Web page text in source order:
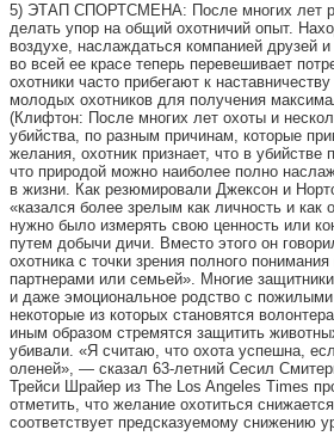
5) ЭТАП СПОРТСМЕНА: После многих лет
делать упор на общий охотничий опыт.
воздухе, наслаждаться компанией друзей
во всей ее красе теперь перевешивает
охотники часто прибегают к
молодых охотников для получения
(Клифтон: После многих лет охоты и
убийства, по разным причинам, которые
желания, охотник признает, что в убийстве
что природой можно наиболее полно
в жизни. Как резюмировали Джексон и
«казался более зрелым как личность и как
нужно было измерять свою ценность или
путем добычи дичи. Вместо этого он
охотника с точки зрения полного
партнерами или семьей». Многие
и даже эмоциональное родство с
некоторые из которых становятся
иным образом стремятся защитить
убивали. «Я считаю, что охота успешна,
оленей», — сказал 63-летний Сесил
Трейси Шрайер из The Los Angeles Times
отметить, что желание охотиться
соответствует предсказуемому снижению